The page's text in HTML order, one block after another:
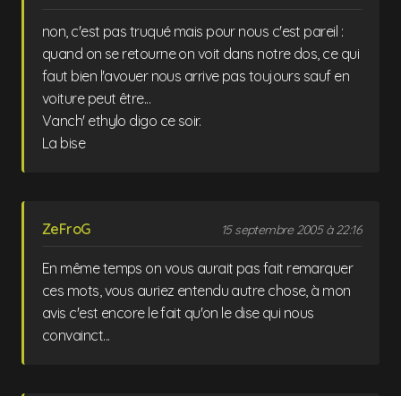
non, c'est pas truqué mais pour nous c'est pareil :
quand on se retourne on voit dans notre dos, ce qui
faut bien l'avouer nous arrive pas toujours sauf en
voiture peut être...
Vanch' ethylo digo ce soir.
La bise
ZeFroG 15 septembre 2005 à 22:16
En même temps on vous aurait pas fait remarquer
ces mots, vous auriez entendu autre chose, à mon
avis c'est encore le fait qu'on le dise qui nous
convainct...